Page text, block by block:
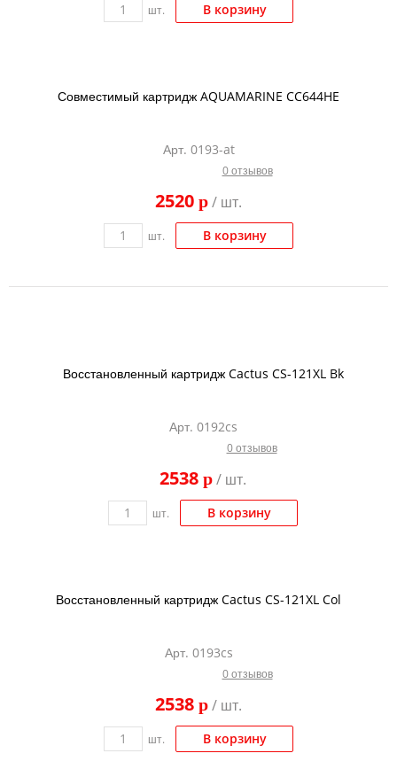
шт. В корзину
Совместимый картридж AQUAMARINE CC644HE
Арт. 0193-at
0 отзывов
2520 p/ шт.
шт. В корзину
Восстановленный картридж Cactus CS-121XL Bk
Арт. 0192cs
0 отзывов
2538 p/ шт.
шт. В корзину
Восстановленный картридж Cactus CS-121XL Col
Арт. 0193cs
0 отзывов
2538 p/ шт.
шт. В корзину